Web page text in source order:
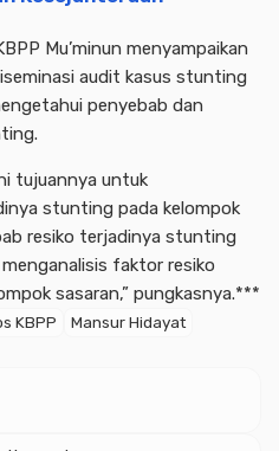
Mu’minun menyampaikan
audit kasus stunting
penyebab dan
tujuannya untuk
stunting pada kelompok
resiko terjadinya stunting
faktor resiko
sasaran,” pungkasnya.***
KBPP
Mansur Hidayat